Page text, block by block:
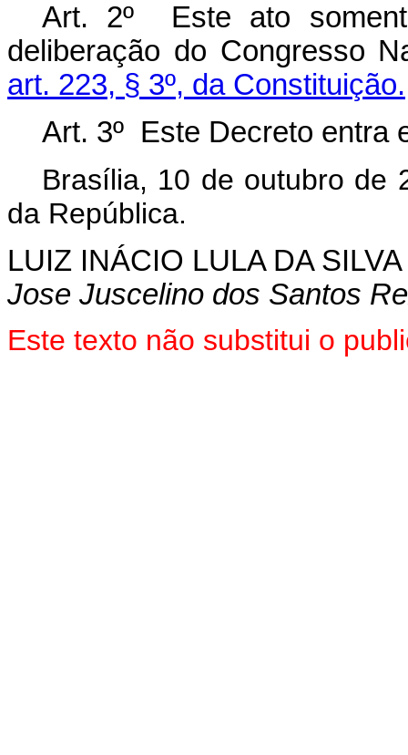
Art. 2º Este ato
deliberação do Congresso
art. 223, § 3º, da Constituição.
Art. 3º Este Decreto entra
Brasília, 10 de outubro de
da República.
LUIZ INÁCIO LULA DA SILVA
Jose Juscelino dos Santos
Este texto não substitui o